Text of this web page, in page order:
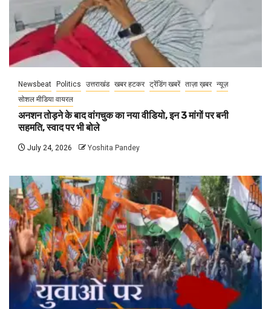
Newsbeat Politics उत्तराखंड खबर हटकर ट्रेंडिंग खबरें ताज़ा ख़बर न्यूज़
सोशल मीडिया वायरल
अनशन तोड़ने के बाद वांगचुक का नया वीडियो, इन 3 मांगों पर बनी
सहमति, स्वाद पर भी बोले
July 24, 2026 Yoshita Pandey